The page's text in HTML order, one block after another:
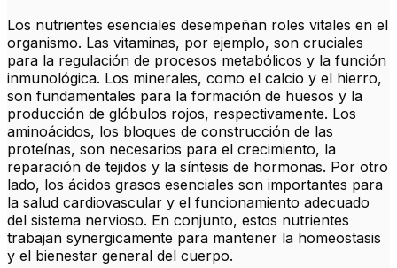
Los nutrientes esenciales desempeñan roles vitales en el
organismo. Las vitaminas, por ejemplo, son cruciales
para la regulación de procesos metabólicos y la función
inmunológica. Los minerales, como el calcio y el hierro,
son fundamentales para la formación de huesos y la
producción de glóbulos rojos, respectivamente. Los
aminoácidos, los bloques de construcción de las
proteínas, son necesarios para el crecimiento, la
reparación de tejidos y la síntesis de hormonas. Por otro
lado, los ácidos grasos esenciales son importantes para
la salud cardiovascular y el funcionamiento adecuado
del sistema nervioso. En conjunto, estos nutrientes
trabajan synergicamente para mantener la homeostasis
y el bienestar general del cuerpo.